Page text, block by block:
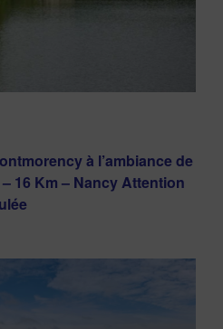
à l’ambiance de
– 16 Km – Nancy Attention